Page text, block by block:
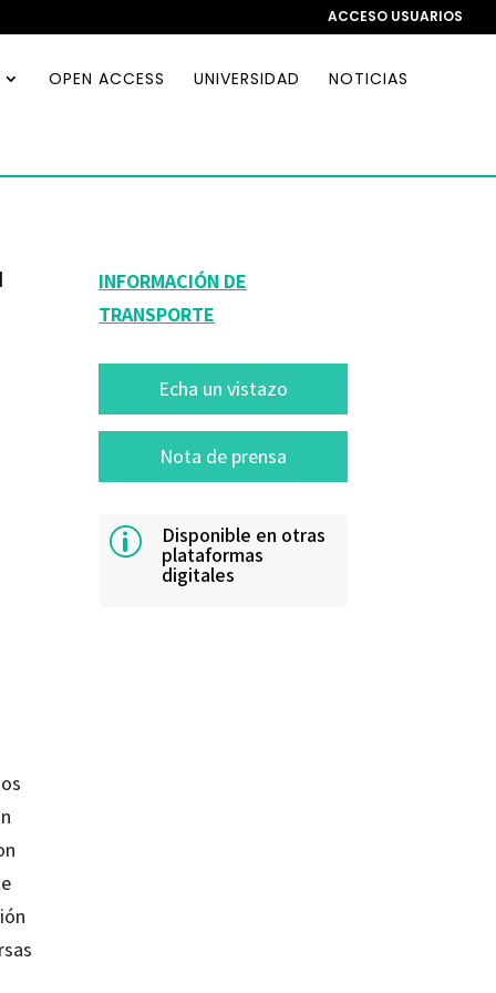
ACCESO USUARIOS
OPEN ACCESS UNIVERSIDAD NOTICIAS
INFORMACIÓN DE
TRANSPORTE
Echa un vistazo
Nota de prensa
p Disponible en otras
plataformas
digitales